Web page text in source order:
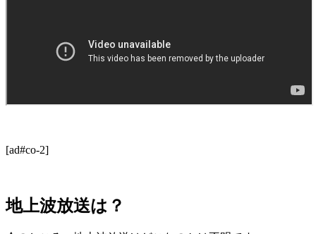
[ad#co-2]
地上波放送は？